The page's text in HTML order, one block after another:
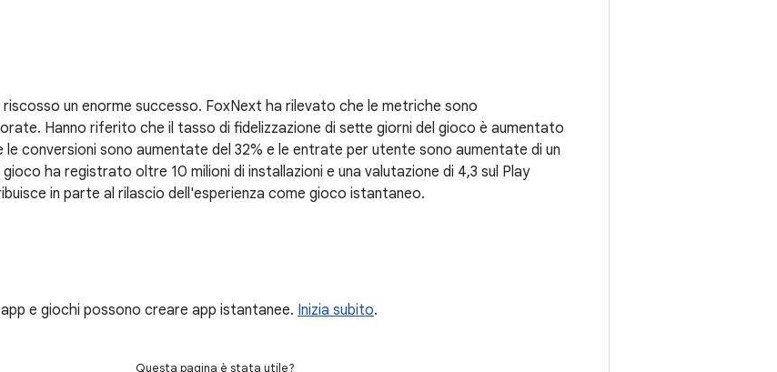
un enorme successo. FoxNext ha rilevato che le metriche sono
Hanno riferito che il tasso di fidelizzazione di sette giorni del gioco è aumentato
le conversioni sono aumentate del 32% e le entrate per utente sono aumentate di un
ha registrato oltre 10 milioni di installazioni e una valutazione di 4,3 sul Play
in parte al rilascio dell'esperienza come gioco istantaneo.
e giochi possono creare app istantanee. Inizia subito.
Questa pagina è stata utile?